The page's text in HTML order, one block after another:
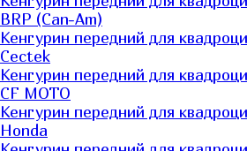
BRP (Can-Am)
Кенгурин передний для
Cectek
Кенгурин передний для
CF MOTO
Кенгурин передний для
Honda